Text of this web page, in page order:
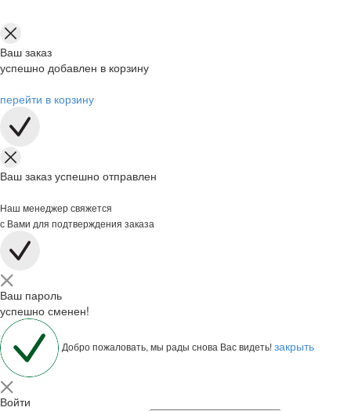
Ваш заказ
успешно добавлен в корзину
перейти в корзину
Ваш заказ успешно отправлен
Наш менеджер свяжется
с Вами для подтверждения заказа
Ваш пароль
успешно сменен!
Добро пожаловать, мы рады снова Вас видеть!закрыть
Войти